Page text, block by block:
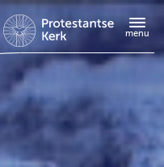
menu